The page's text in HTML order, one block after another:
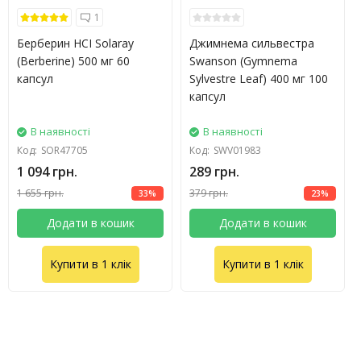
1
Берберин HCI Solaray
(Berberine) 500 мг 60
капсул
В наявності
Код: SOR47705
1 094 грн.
1 655 грн. 33%
Додати в кошик
Купити в 1 клік
Джимнема сильвестра
Swanson (Gymnema
Sylvestre Leaf) 400 мг 100
капсул
В наявності
Код: SWV01983
289 грн.
379 грн. 23%
Додати в кошик
Купити в 1 клік